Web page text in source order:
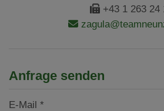
+43 1 263 24
Anfrage senden
E-Mail